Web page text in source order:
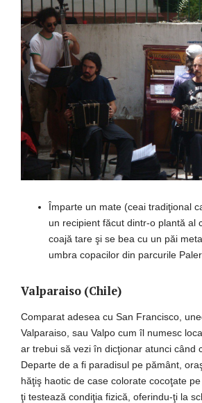
Împarte un mate (ceai tradiţional
un recipient făcut dintr-o plantă al
coajă tare şi se bea cu un păi
umbra copacilor din parcurile
Valparaiso (Chile)
Comparat adesea cu San Francisco,
Valparaiso, sau Valpo cum îl numesc
ar trebui să vezi în dicţionar atunci când
Departe de a fi paradisul pe pământ,
hăţiş haotic de case colorate cocoţate
ţi testează condiţia fizică, oferindu-ţi la